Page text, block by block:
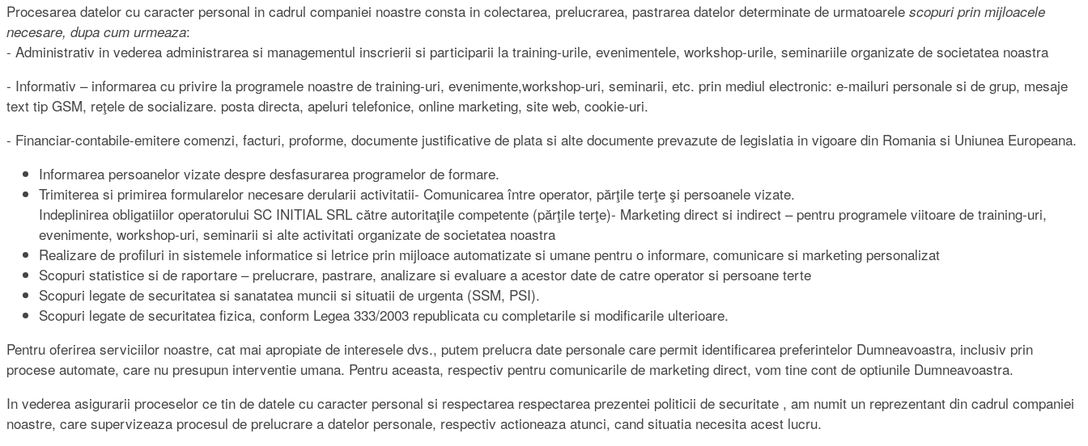
Procesarea datelor cu caracter personal in cadrul companiei noastre consta in colectarea, prelucrarea, pastrarea datelor determinate de urmatoarele scopuri prin mijloacele
necesare, dupa cum urmeaza:
- Administrativ in vederea administrarea si managementul inscrierii si participarii la training-urile, evenimentele, workshop-urile, seminariile organizate de societatea noastra
- Informativ – informarea cu privire la programele noastre de training-uri, evenimente,workshop-uri, seminarii, etc. prin mediul electronic: e-mailuri personale si de grup, mesaje
text tip GSM, reţele de socializare. posta directa, apeluri telefonice, online marketing, site web, cookie-uri.
- Financiar-contabile-emitere comenzi, facturi, proforme, documente justificative de plata si alte documente prevazute de legislatia in vigoare din Romania si Uniunea Europeana.
Informarea persoanelor vizate despre desfasurarea programelor de formare.
Trimiterea si primirea formularelor necesare derularii activitatii- Comunicarea între operator, părţile terţe şi persoanele vizate.
Indeplinirea obligatiilor operatorului SC INITIAL SRL către autoritaţile competente (părţile terţe)- Marketing direct si indirect – pentru programele viitoare de training-uri,
evenimente, workshop-uri, seminarii si alte activitati organizate de societatea noastra
Realizare de profiluri in sistemele informatice si letrice prin mijloace automatizate si umane pentru o informare, comunicare si marketing personalizat
Scopuri statistice si de raportare – prelucrare, pastrare, analizare si evaluare a acestor date de catre operator si persoane terte
Scopuri legate de securitatea si sanatatea muncii si situatii de urgenta (SSM, PSI).
Scopuri legate de securitatea fizica, conform Legea 333/2003 republicata cu completarile si modificarile ulterioare.
Pentru oferirea serviciilor noastre, cat mai apropiate de interesele dvs., putem prelucra date personale care permit identificarea preferintelor Dumneavoastra, inclusiv prin
procese automate, care nu presupun interventie umana. Pentru aceasta, respectiv pentru comunicarile de marketing direct, vom tine cont de optiunile Dumneavoastra.
In vederea asigurarii proceselor ce tin de datele cu caracter personal si respectarea respectarea prezentei politicii de securitate , am numit un reprezentant din cadrul companiei
noastre, care supervizeaza procesul de prelucrare a datelor personale, respectiv actioneaza atunci, cand situatia necesita acest lucru.